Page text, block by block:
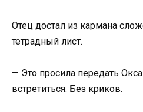
Отец достал из кармана
тетрадный лист.
— Это просила передать
встретиться. Без криков.